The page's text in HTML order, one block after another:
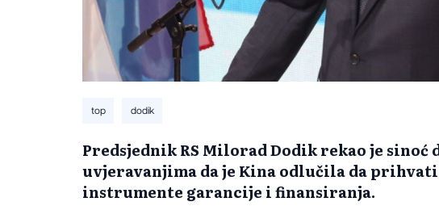
top dodik
Predsjednik RS Milorad Dodik rekao je sinoć
uvjeravanjima da je Kina odlučila da prihvati
instrumente garancije i finansiranja.